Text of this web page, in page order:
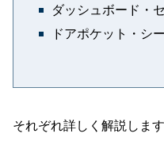
ダッシュボード・
ドアポケット・シ
それぞれ詳しく解説します